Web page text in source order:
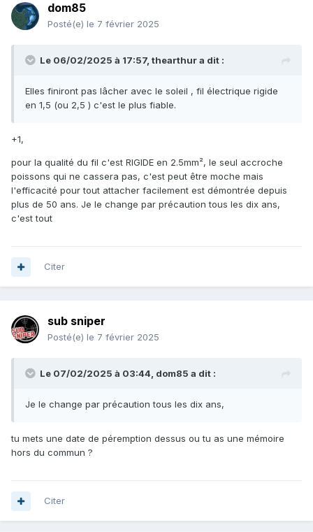
dom85
Posté(e) le 7 février 2025
Le 06/02/2025 à 17:57, thearthura dit :
Elles finiront pas lâcher avec le soleil , fil électrique rigide
en 1,5 (ou 2,5 ) c'est le plus fiable.
+1,
pour la qualité du fil c'est RIGIDE en 2.5mm², le seul accroche
poissons qui ne cassera pas, c'est peut être moche mais
l'efficacité pour tout attacher facilement est démontrée depuis
plus de 50 ans. Je le change par précaution tous les dix ans,
c'est tout
Citer
sub sniper
Posté(e) le 7 février 2025
Le 07/02/2025 à 03:44, dom85 a dit :
Je le change par précaution tous les dix ans,
tu mets une date de péremption dessus ou tu as une mémoire
hors du commun ?
Citer